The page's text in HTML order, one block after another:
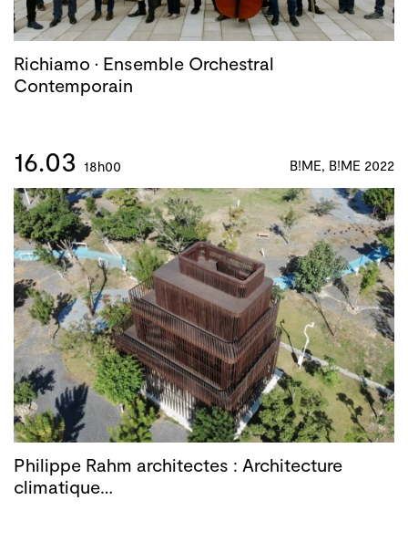
Richiamo · Ensemble Orchestral
Contemporain
16.03 18h00 B!ME, B!ME 2022
Philippe Rahm architectes : Architecture
climatique…